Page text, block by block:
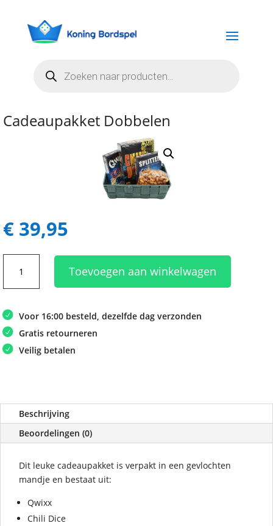
zoeken
Cadeaupakket Dobbelen
€ 39,95
Cadeaupakket
Dobbelen
aantal
Toevoegen aan winkelwagen
Voor 16:00 besteld, dezelfde dag verzonden
Gratis retourneren
Veilig betalen
Beschrijving
Beoordelingen (0)
Dit leuke cadeaupakket is verpakt in een gevlochten
mandje en bestaat uit:
Qwixx
Chili Dice